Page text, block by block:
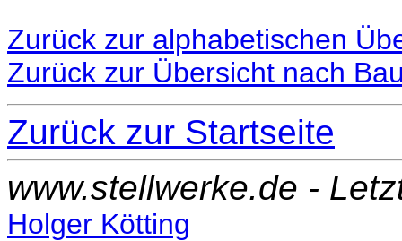
Zurück zur alphabetischen
Zurück zur Übersicht nach
Zurück zur Startseite
www.stellwerke.de -
Holger Kötting